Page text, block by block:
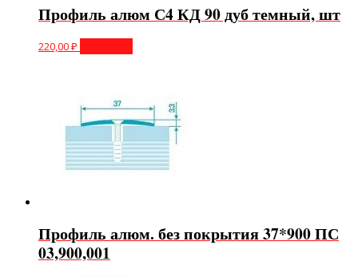
Профиль алюм С4 КД 90 дуб темный, шт
220,00₽
Профиль алюм. без покрытия 37*900 ПС
03,900,001